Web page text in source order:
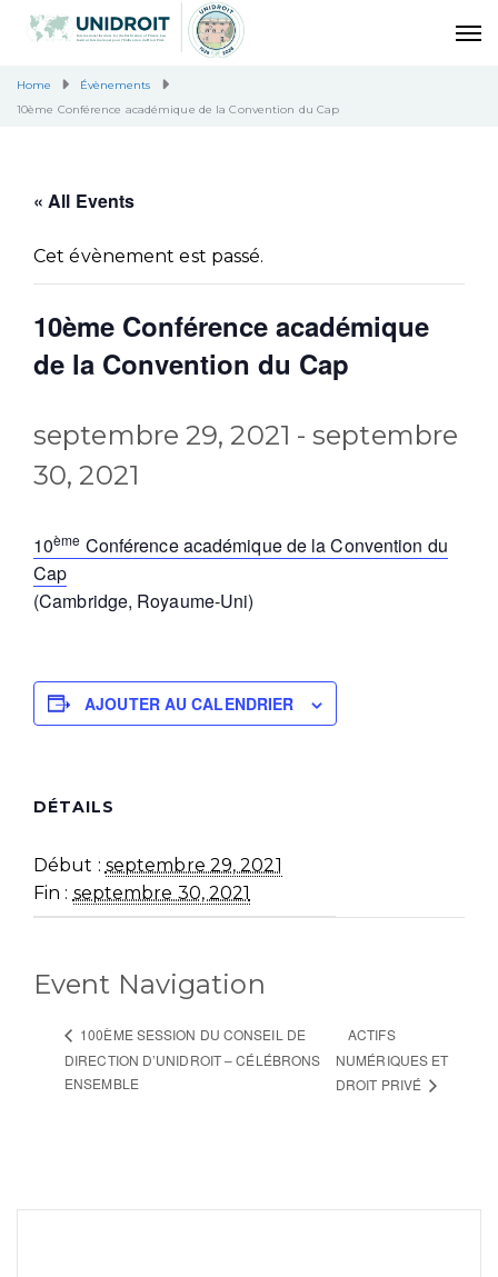
Home
Évènements
10ème Conférence académique de la Convention du Cap
« All Events
Cet évènement est passé.
10ème Conférence académique
de la Convention du Cap
septembre 29, 2021 -septembre
30, 2021
10ème Conférence académique de la Convention du
Cap
(Cambridge, Royaume-Uni)
AJOUTER AU CALENDRIER
DÉTAILS
Début : septembre 29, 2021
Fin : septembre 30, 2021
Event Navigation
100ÈME SESSION DU CONSEIL DE
DIRECTION D’UNIDROIT – CÉLÉBRONS
ENSEMBLE
ACTIFS
NUMÉRIQUES ET
DROIT PRIVÉ